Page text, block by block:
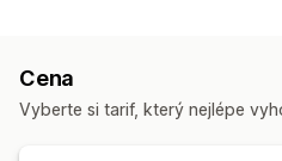
Marketing a prodej
Přehledy pomocí AI
Sledování
Vložené formuláře
Automaticky otevíraná okna
Cena
Vyberte si tarif, který nejlépe